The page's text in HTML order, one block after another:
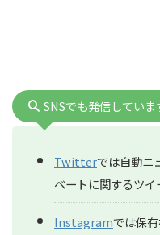
SNSでも発信していま
Twitterでは自動ニ
ベートに関するツイ
Instagramでは保